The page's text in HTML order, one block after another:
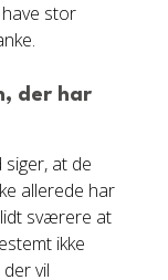
have stor
der har
siger, at de
allerede har
sværere at
ikke
vil